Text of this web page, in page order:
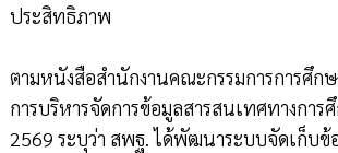
ประสิทธิภาพ
ตามหนังสือสำนักงานคณะกรรมการการศึก
การบริหารจัดการข้อมูลสารสนเทศทางการ
2569 ระบุว่า สพฐ. ได้พัฒนาระบบจัดเก็บข้